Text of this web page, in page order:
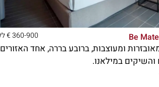


Be 360-900 € ללילה
מאובזרות ומעוצבות, ברובע בררה, אחד האזורים
במילאנו.